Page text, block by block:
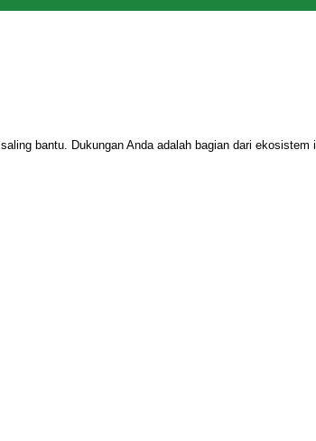
bantu. Dukungan Anda adalah bagian dari